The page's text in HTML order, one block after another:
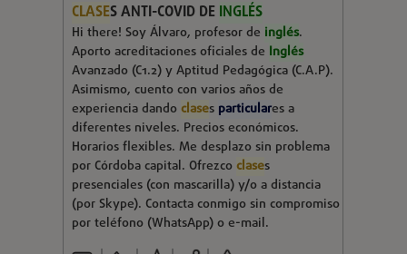
CLASES ANTI-COVID DE INGLÉS
Hi there! Soy Álvaro, profesor de inglés.
Aporto acreditaciones oficiales de Inglés
Avanzado (C1.2) y Aptitud Pedagógica (C.A.P).
Asimismo, cuento con varios años de
experiencia dandoclases particulares a
diferentes niveles. Precios económicos.
Horarios flexibles. Me desplazo sin problema
por Córdoba capital. Ofrezcoclases
presenciales (con mascarilla) y/o a distancia
(por Skype). Contacta conmigo sin compromiso
por teléfono (WhatsApp) o e-mail.